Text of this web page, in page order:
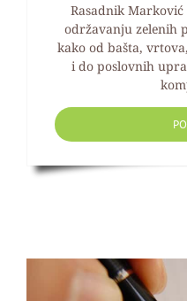
Rasadnik
održavanju zelenih
kako od bašta,
i do poslovnih